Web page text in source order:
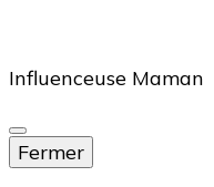
Influenceuse Maman
Fermer